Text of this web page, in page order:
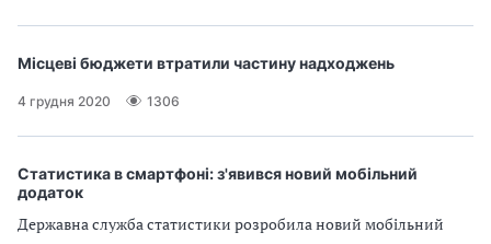
Місцеві бюджети втратили частину надходжень
4 грудня 2020 1306
Статистика в смартфоні: з'явився новий мобільний
додаток
Державна служба статистики розробила новий мобільний